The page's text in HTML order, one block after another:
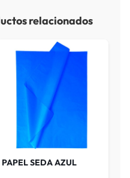
relacionados
PAPEL SEDA AZUL